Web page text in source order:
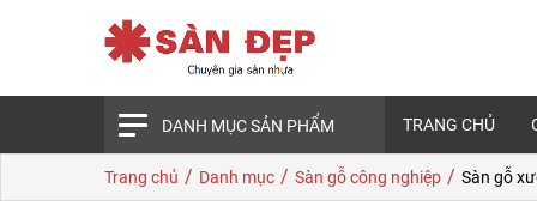
DANH MỤC SẢN PHẨM TRANG CHỦ
Trang chủ / Danh mục / Sàn gỗ công nghiệp / Sàn gỗ